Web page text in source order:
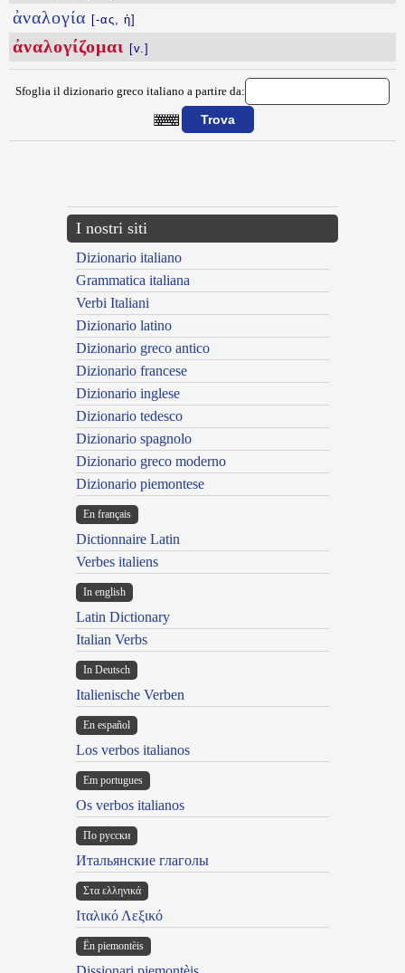
ἀναλογία [-ας, ἡ]
ἀναλογίζομαι [v.]
Sfoglia il dizionario greco italiano a partire da:
I nostri siti
Dizionario italiano
Grammatica italiana
Verbi Italiani
Dizionario latino
Dizionario greco antico
Dizionario francese
Dizionario inglese
Dizionario tedesco
Dizionario spagnolo
Dizionario greco moderno
Dizionario piemontese
En français
Dictionnaire Latin
Verbes italiens
In english
Latin Dictionary
Italian Verbs
In Deutsch
Italienische Verben
En español
Los verbos italianos
Em portugues
Os verbos italianos
По русски
Итальянские глаголы
Στα ελληνικά
Ιταλικό Λεξικό
Ën piemontèis